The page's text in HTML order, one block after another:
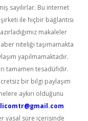
sayılırlar. Bu internet
ile hiçbir bağlantısı
makaleler
niteliği taşımamakta
yapılmamaktadır.
tamamen tesadüfidir.
bir bilgi paylaşım
aykırı olduğunu
yasal süre içerisinde